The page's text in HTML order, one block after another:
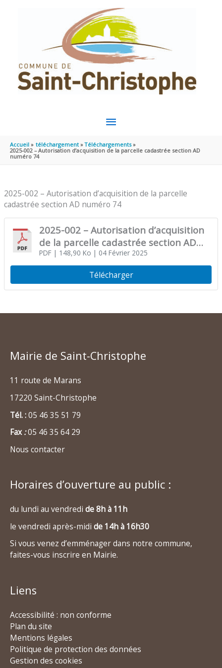
MENU
PRINCIPAL
Accueil téléchargement
Téléchargements
2025-002 – Autorisation d’acquisition de la parcelle cadastrée section AD
numéro 74
2025-002 – Autorisation d’acquisition de la parcelle
cadastrée section AD numéro 74
2025-002 – Autorisation d’acquisition
de la parcelle cadastrée section AD
numéro 74
PDF| 148,90 Ko | 04 Février 2025
Télécharger
Mairie de Saint-Christophe
11 route de Marans
17220 Saint-Christophe
Tél. :05 46 35 51 79
Fax:05 46 35 64 29
Nous contacter
Horaires d’ouverture au public :
du lundi au vendredi de 8h à 11h
le vendredi après-midi de 14h à 16h30
Si vous venez d’emménager dans notre commune,
faites-vous inscrire en Mairie.
Liens
Accessibilité : non conforme
Plan du site
Mentions légales
Politique de protection des données
Gestion des cookies